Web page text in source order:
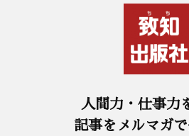
人間力・仕事力
記事をメルマガ